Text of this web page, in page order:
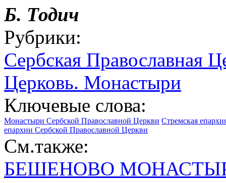
Б. Тодич
Рубрики:
Сербская Православная
Церковь. Монастыри
Ключевые слова:
Монастыри Сербской Православной Церкви Стремская
епархии Сербской Православной Церкви
См.также:
БЕШЕНОВО